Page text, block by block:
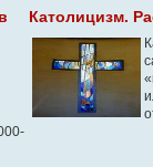
Католицизм.